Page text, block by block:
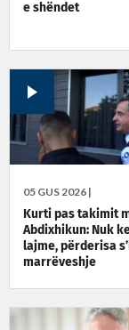
e shëndet
05 GUS 2026 |
Kurti pas takimit
Abdixhikun: Nuk
lajme, përderisa
marrëveshje